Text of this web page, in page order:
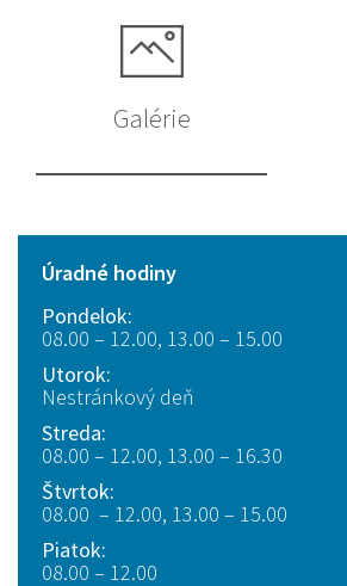
Galérie
Úradné hodiny
Pondelok:
08.00 – 12.00, 13.00 – 15.00
Utorok:
Nestránkový deň
Streda:
08.00 – 12.00, 13.00 – 16.30
Štvrtok:
08.00 – 12.00, 13.00 – 15.00
Piatok:
08.00 – 12.00